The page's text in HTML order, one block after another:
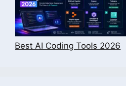
Best AI Coding Tools 2026